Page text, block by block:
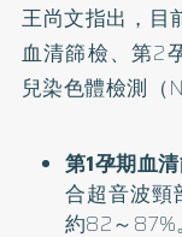
王尚文指出，目
血清篩檢、第2
兒染色體檢測（
第1孕期血清
合超音波頸
約82～87%。